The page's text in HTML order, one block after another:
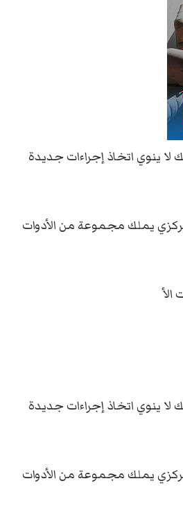
لا ينوي اتخاذ إجراءات جديدة
يملك مجموعة من الأدوات
لا ينوي اتخاذ إجراءات جديدة
يملك مجموعة من الأدوات